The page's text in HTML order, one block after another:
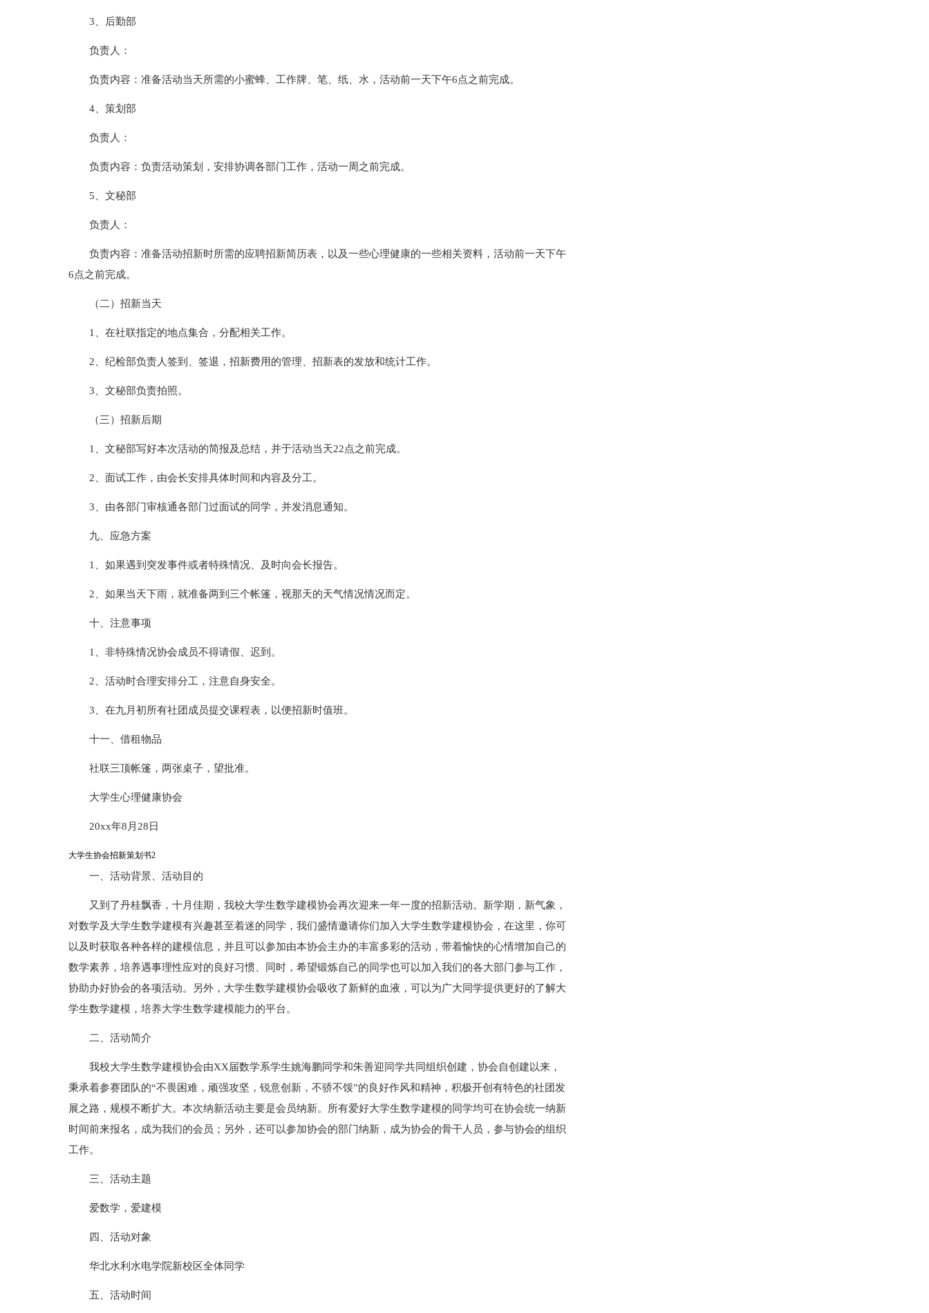
3、后勤部
负责人：
负责内容：准备活动当天所需的小蜜蜂、工作牌、笔、纸、水，活动前一天下午6点之前完成。
4、策划部
负责人：
负责内容：负责活动策划，安排协调各部门工作，活动一周之前完成。
5、文秘部
负责人：
负责内容：准备活动招新时所需的应聘招新简历表，以及一些心理健康的一些相关资料，活动前一天下午
6点之前完成。
（二）招新当天
1、在社联指定的地点集合，分配相关工作。
2、纪检部负责人签到、签退，招新费用的管理、招新表的发放和统计工作。
3、文秘部负责拍照。
（三）招新后期
1、文秘部写好本次活动的简报及总结，并于活动当天22点之前完成。
2、面试工作，由会长安排具体时间和内容及分工。
3、由各部门审核通各部门过面试的同学，并发消息通知。
九、应急方案
1、如果遇到突发事件或者特殊情况、及时向会长报告。
2、如果当天下雨，就准备两到三个帐篷，视那天的天气情况情况而定。
十、注意事项
1、非特殊情况协会成员不得请假、迟到。
2、活动时合理安排分工，注意自身安全。
3、在九月初所有社团成员提交课程表，以便招新时值班。
十一、借租物品
社联三顶帐篷，两张桌子，望批准。
大学生心理健康协会
20xx年8月28日
大学生协会招新策划书2
一、活动背景、活动目的
又到了丹桂飘香，十月佳期，我校大学生数学建模协会再次迎来一年一度的招新活动。新学期，新气象，
对数学及大学生数学建模有兴趣甚至着迷的同学，我们盛情邀请你们加入大学生数学建模协会，在这里，你可
以及时获取各种各样的建模信息，并且可以参加由本协会主办的丰富多彩的活动，带着愉快的心情增加自己的
数学素养，培养遇事理性应对的良好习惯、同时，希望锻炼自己的同学也可以加入我们的各大部门参与工作，
协助办好协会的各项活动。另外，大学生数学建模协会吸收了新鲜的血液，可以为广大同学提供更好的了解大
学生数学建模，培养大学生数学建模能力的平台。
二、活动简介
我校大学生数学建模协会由XX届数学系学生姚海鹏同学和朱善迎同学共同组织创建，协会自创建以来，
秉承着参赛团队的“不畏困难，顽强攻坚，锐意创新，不骄不馁”的良好作风和精神，积极开创有特色的社团发
展之路，规模不断扩大。本次纳新活动主要是会员纳新。所有爱好大学生数学建模的同学均可在协会统一纳新
时间前来报名，成为我们的会员；另外，还可以参加协会的部门纳新，成为协会的骨干人员，参与协会的组织
工作。
三、活动主题
爱数学，爱建模
四、活动对象
华北水利水电学院新校区全体同学
五、活动时间